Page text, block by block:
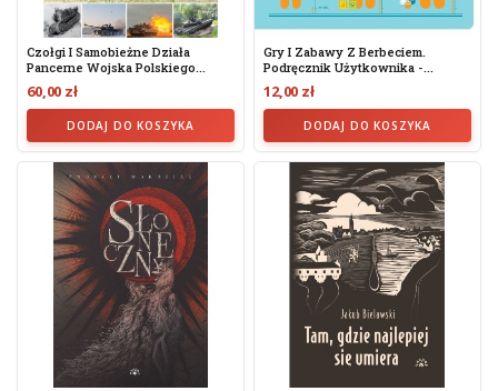
Czołgi I Samobieżne Działa
Pancerne Wojska Polskiego...
60,00 zł
DODAJ DO KOSZYKA
Gry I Zabawy Z Berbeciem.
Podręcznik Użytkownika -...
12,00 zł
DODAJ DO KOSZYKA